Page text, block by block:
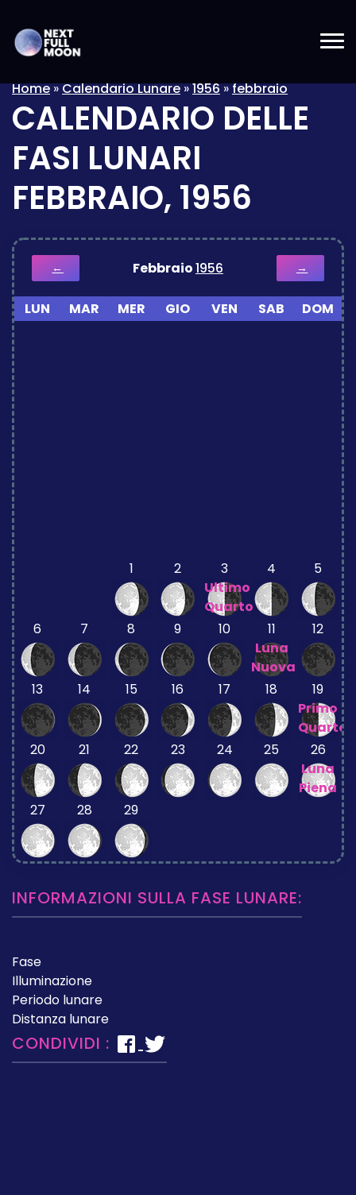
Home»Calendario Lunare»1956»febbraio
CALENDARIO DELLE
FASI LUNARI
FEBBRAIO, 1956
← Febbraio1956 →
LUN MAR MER GIO VEN SAB DOM
1 2
3
Ultimo
Quarto
4 5
6 7 8 9 10
11
Luna
Nuova
12
13 14 15 16 17 18
19
Primo
Quarto
20
21 22 23 24 25
26
Luna
Piena
27
28 29
INFORMAZIONI SULLA FASE LUNARE:
Fase
Illuminazione
Periodo lunare
Distanza lunare
CONDIVIDI :